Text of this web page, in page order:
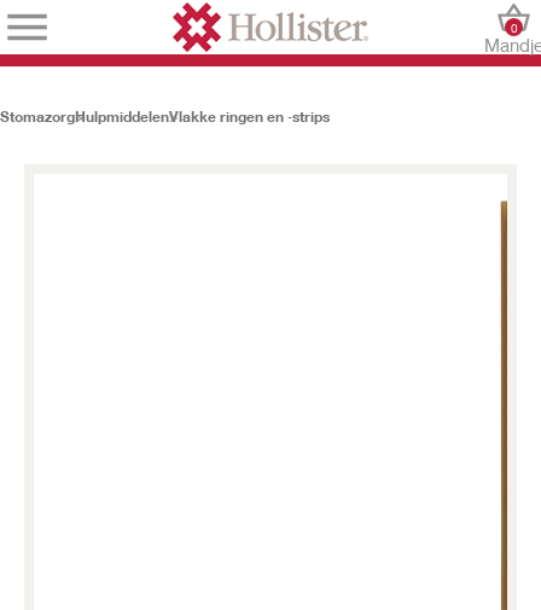
0
StomazorgHulpmiddelenVlakke ringen en ‑strips